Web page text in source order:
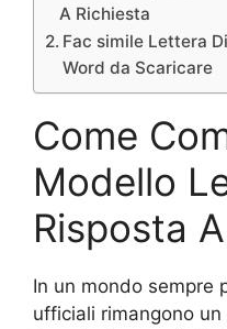
A Richiesta
Fac simile Lettera
Word da Scaricare
Come
Modello
Risposta
In un mondo sempre
ufficiali rimangono